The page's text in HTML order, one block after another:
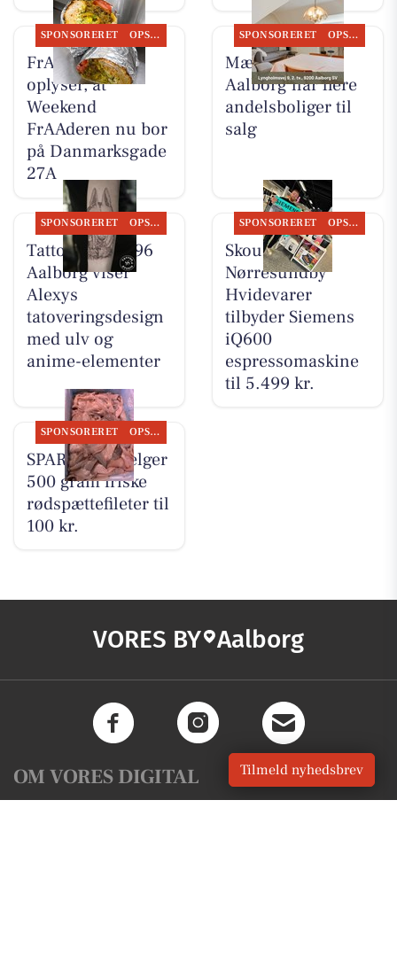
SPONSORERET OPSLAGSTAVLEN
FrAAderen
oplyser, at
Weekend
FrAAderen nu bor
på Danmarksgade
27A
SPONSORERET OPSLAGSTAVLEN
Mæglerhuset
Aalborg har flere
andelsboliger til
salg
SPONSORERET OPSLAGSTAVLEN
Tattoo Studio 96
Aalborg viser
Alexys
tatoveringsdesign
med ulv og
anime-elementer
SPONSORERET OPSLAGSTAVLEN
Skousen
Nørresundby
Hvidevarer
tilbyder Siemens
iQ600
espressomaskine
til 5.499 kr.
SPONSORERET OPSLAGSTAVLEN
SPAR Visse sælger
500 gram friske
rødspættefileter til
100 kr.
VORES BY Aalborg
OM VORES DIGITAL Tilmeld nyhedsbrev